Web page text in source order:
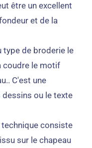
être un excellent
et de la
type de broderie le
coudre le motif
C'est une
ou le texte
consiste
sur le chapeau